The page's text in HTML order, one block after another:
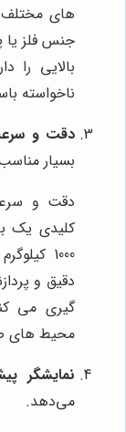
های مختلف
جنس فلز
بالایی را
ناخواسته
دقت و
بسیار
دقت و
کلیدی یک
دقیق و
گیری می
محیط های
نمایشگر
می‌دهد.